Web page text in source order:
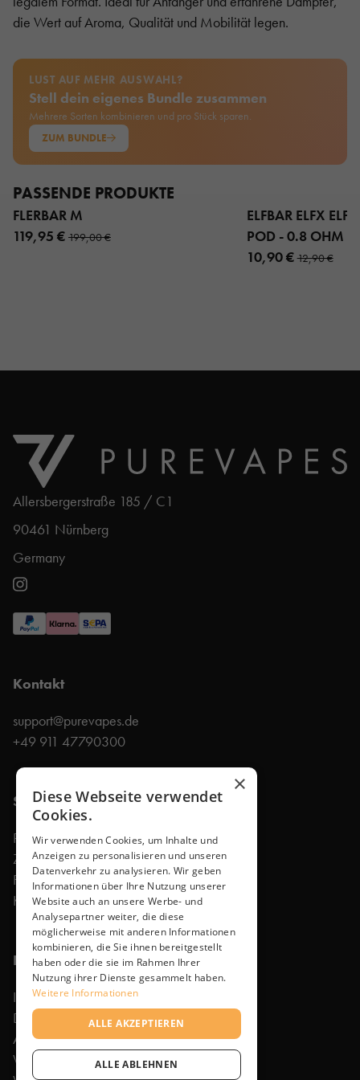
die Wert auf Aroma, Qualität und Mobilität legen.
LUST AUF MEHR AUSWAHL?
Stell dein eigenes Bundle zusammen
Mehrere Sorten kombinieren und pro Stück sparen.
ZUM BUNDLE
PASSENDE PRODUKTE
FLERBAR M
119,95 € 199,00 €
ELFBAR ELFX
POD - 0.8 OHM 3
10,90 €12,90 €
Allersbergerstraße 185 / C1
90461 Nürnberg
Germany
Kontakt
support@purevapes.de
+49 911 47790300
Shop
Produkte
Zubehör
Faq
Kontakt
Rechtliches
Impressum
Datenschutzerklärung
Allgemeine Geschäftsbedingungen
Widerrufsbelehrung
×
Diese Webseite verwendet
Cookies.
Wir verwenden Cookies, um Inhalte und
Anzeigen zu personalisieren und unseren
Datenverkehr zu analysieren. Wir geben
Informationen über Ihre Nutzung unserer
Website auch an unsere Werbe- und
Analysepartner weiter, die diese
möglicherweise mit anderen Informationen
kombinieren, die Sie ihnen bereitgestellt
haben oder die sie im Rahmen Ihrer
Nutzung ihrer Dienste gesammelt haben.
Weitere Informationen
ALLE AKZEPTIEREN
ALLE ABLEHNEN